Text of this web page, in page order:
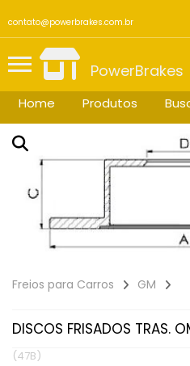
contato@powerbrakes.com.br
PowerBrakes
Home Produtos
Freios para Carros GM
DISCOS FRISADOS TRAS.
(47B)